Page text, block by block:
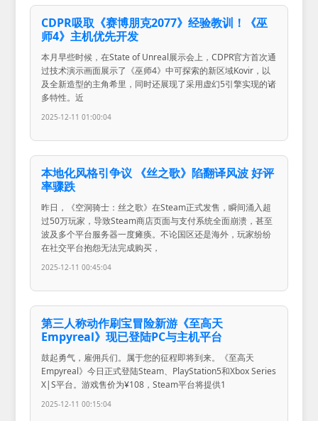
CDPR吸取《赛博朋克2077》经验教训！《巫
师4》主机优先开发
本月早些时候，在State of Unreal展示会上，CDPR官方首次通
过技术演示画面展示了《巫师4》中可探索的新区域Kovir，以
及全新造型的主角希里，同时还展现了采用虚幻5引擎实现的诸
多特性。近
2025-12-11 01:00:04
本地化风格引争议 《丝之歌》陷翻译风波 好评
率骤跌
昨日，《空洞骑士：丝之歌》在Steam正式发售，瞬间涌入超
过50万玩家，导致Steam商店页面与支付系统全面崩溃，甚至
波及多个平台服务器一度瘫痪。不论国区还是海外，玩家纷纷
在社交平台抱怨无法完成购买，
2025-12-11 00:45:04
第三人称动作刷宝冒险新游《至高天
Empyreal》现已登陆PC与主机平台
鼓起勇气，雇佣兵们。属于您的征程即将到来。《至高天
Empyreal》今日正式登陆Steam、PlayStation5和Xbox Series
X|S平台。游戏售价为¥108，Steam平台将提供1
2025-12-11 00:15:04